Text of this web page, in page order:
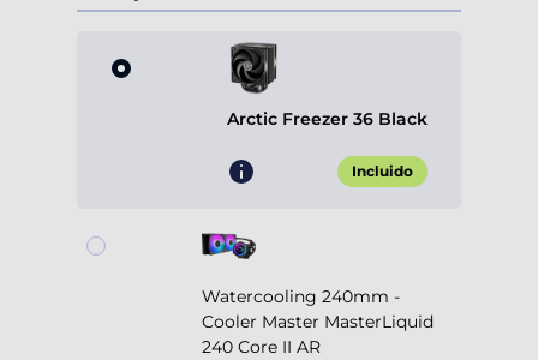
Arctic Freezer 36 Black
Incluido
Watercooling 240mm -
Cooler Master MasterLiquid
240 Core II AR